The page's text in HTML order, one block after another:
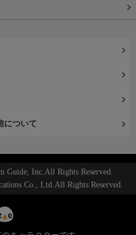
について
Guide, Inc.All Rights Reserved.
Co., Ltd.All Rights Reserved.